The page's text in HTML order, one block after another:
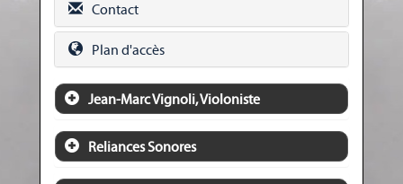
Contact
Plan d'accès
Jean-Marc Vignoli, Violoniste
Reliances Sonores